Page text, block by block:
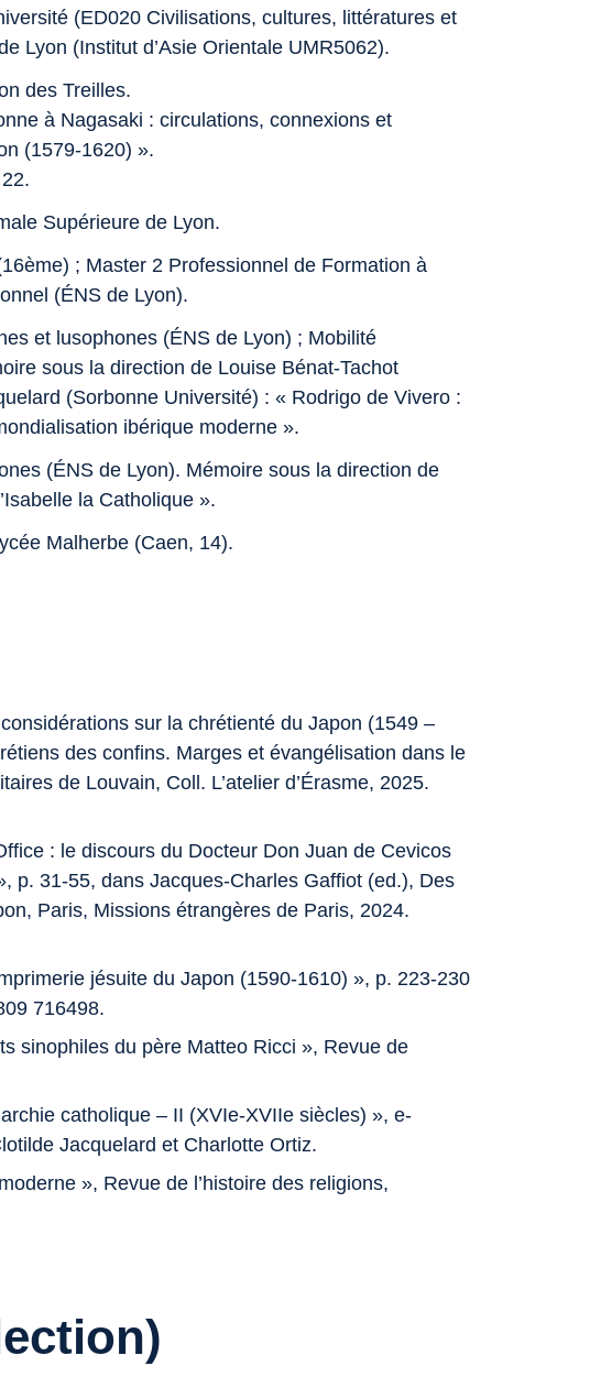
(ED020 Civilisations, cultures, littératures et
Lyon (Institut d’Asie Orientale UMR5062).
des Treilles.
à Nagasaki : circulations, connexions et
(1579-1620) ».
Supérieure de Lyon.
; Master 2 Professionnel de Formation à
(ÉNS de Lyon).
et lusophones (ÉNS de Lyon) ; Mobilité
sous la direction de Louise Bénat-Tachot
(Sorbonne Université) : « Rodrigo de Vivero :
ibérique moderne ».
(ÉNS de Lyon). Mémoire sous la direction de
la Catholique ».
Malherbe (Caen, 14).
sur la chrétienté du Japon (1549 –
des confins. Marges et évangélisation dans le
de Louvain, Coll. L’atelier d’Érasme, 2025.
: le discours du Docteur Don Juan de Cevicos
p. 31-55, dans Jacques-Charles Gaffiot (ed.), Des
, Paris, Missions étrangères de Paris, 2024.
jésuite du Japon (1590-1610) », p. 223-230
716498.
sinophiles du père Matteo Ricci », Revue de
catholique – II (XVIe-XVIIe siècles) »,e-
Jacquelard et Charlotte Ortiz.
», Revue de l’histoire des religions,